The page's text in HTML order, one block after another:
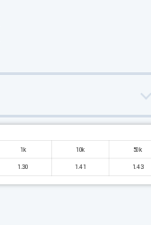
1k 10k 50k
1.30 1.41 1.43